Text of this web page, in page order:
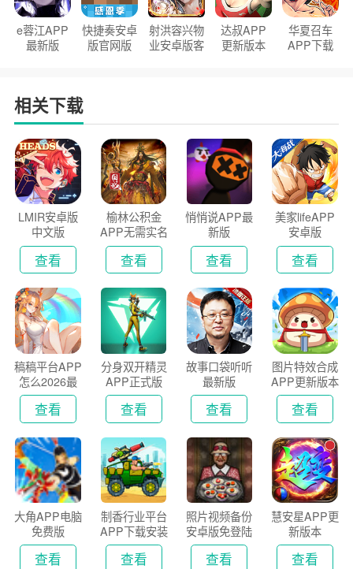
e蓉江APP
最新版
快捷奏安卓
版官网版
射洪容兴物
业安卓版客
达叔APP
更新版本
华夏召车
APP下载
相关下载
LMIR安卓版
中文版
查看
榆林公积金
APP无需实名
认证版
查看
悄悄说APP最
新版
查看
美家lifeAPP
安卓版
查看
稿稿平台APP
怎么2026最
新版
查看
分身双开精灵
APP正式版
查看
故事口袋听听
最新版
查看
图片特效合成
APP更新版本
2026
查看
大角APP电脑
免费版
查看
制香行业平台
APP下载安装
2026
查看
照片视频备份
安卓版免登陆
版
查看
慧安星APP更
新版本
查看